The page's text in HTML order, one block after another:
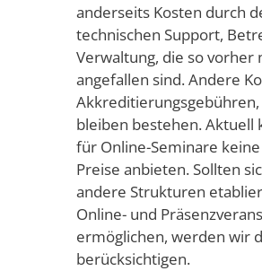
anderseits Kosten durch
technischen Support,
Verwaltung, die so vorher
angefallen sind. Andere
bleiben bestehen. Aktuell
für Online-Seminare
Preise anbieten. Sollten
andere Strukturen
Online- und
ermöglichen, werden wir
berücksichtigen.